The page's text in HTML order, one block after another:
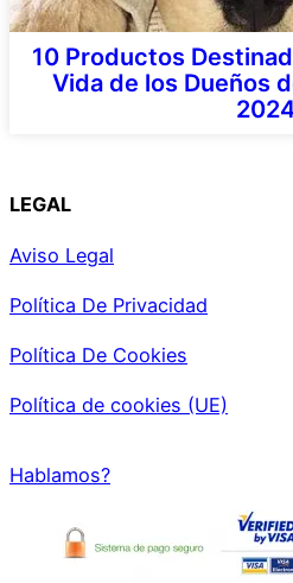
10 Productos
Vida de los Dueños
LEGAL
Aviso Legal
Política De Privacidad
Política De Cookies
Política de cookies (UE)
Hablamos?